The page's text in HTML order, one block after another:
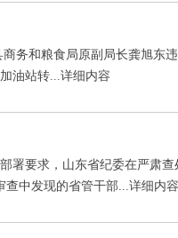
粮食局原副局长龚旭东
油站转...详细内容
要求，山东省纪委在严肃查
查中发现的省管干部...详细内容